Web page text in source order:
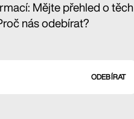
Mějte přehled o těch
nás odebírat?
ODEBÍRAT